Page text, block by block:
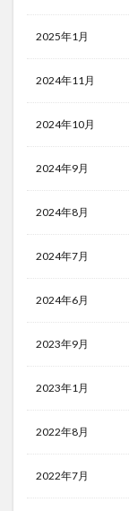
2025年1月
2024年11月
2024年10月
2024年9月
2024年8月
2024年7月
2024年6月
2023年9月
2023年1月
2022年8月
2022年7月